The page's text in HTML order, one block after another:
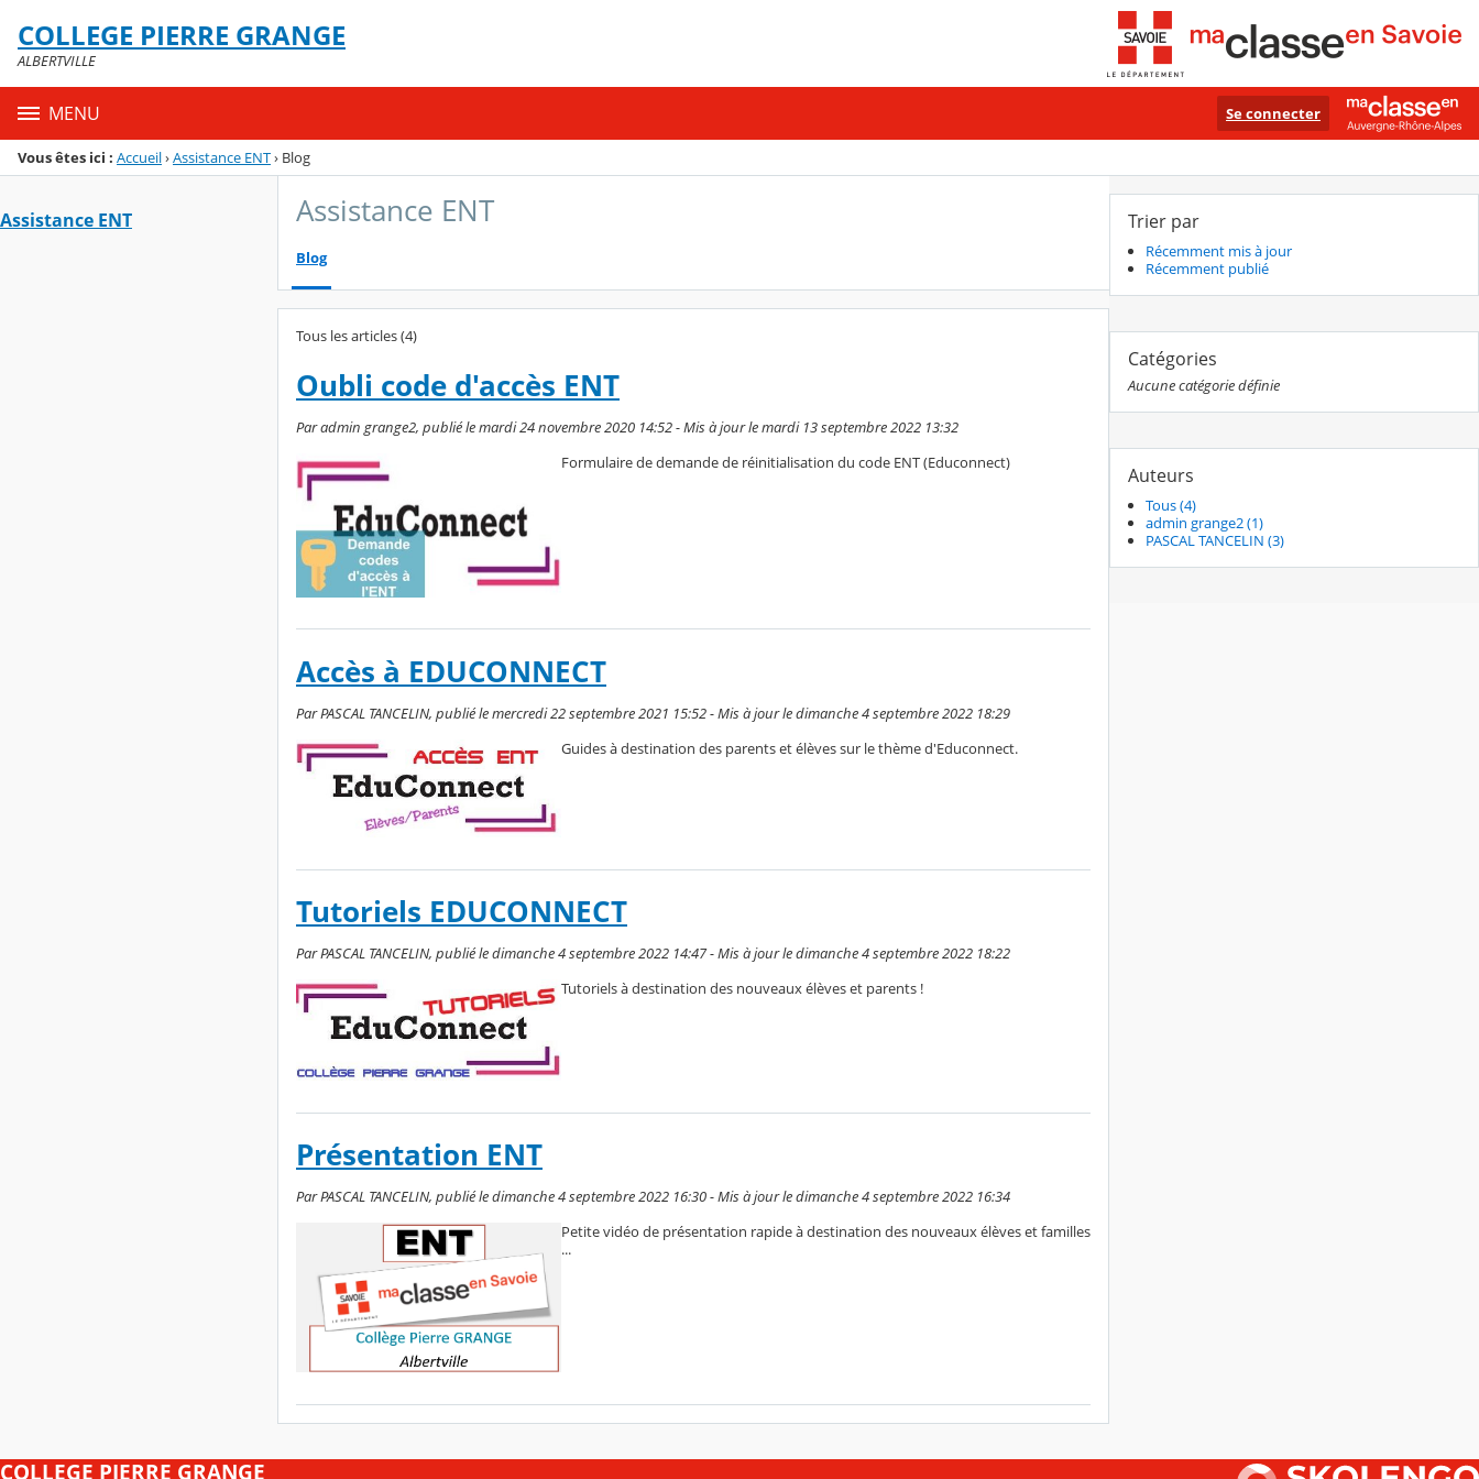
Menu de la rubrique
Contenu
COLLEGE PIERRE GRANGE
ALBERTVILLE
MENU Se connecter
Vous êtes ici : Accueil›Assistance ENT› Blog
Assistance ENT Assistance ENT
Blog
Tous les articles (4)
Oubli code d'accès ENT
Par admin grange2, publié le mardi 24 novembre 2020 14:52 - Mis à jour le mardi 13 septembre 2022 13:32
Formulaire de demande de réinitialisation du code ENT (Educonnect)
Accès à EDUCONNECT
Par PASCAL TANCELIN, publié le mercredi 22 septembre 2021 15:52 - Mis à jour le dimanche 4 septembre 2022 18:29
Guides à destination des parents et élèves sur le thème d'Educonnect.
Tutoriels EDUCONNECT
Par PASCAL TANCELIN, publié le dimanche 4 septembre 2022 14:47 - Mis à jour le dimanche 4 septembre 2022 18:22
Tutoriels à destination des nouveaux élèves et parents !
Présentation ENT
Par PASCAL TANCELIN, publié le dimanche 4 septembre 2022 16:30 - Mis à jour le dimanche 4 septembre 2022 16:34
Petite vidéo de présentation rapide à destination des nouveaux élèves et familles
...
Trier par
Récemment mis à jour
Récemment publié
Catégories
Aucune catégorie définie
Auteurs
Tous (4)
admin grange2 (1)
PASCAL TANCELIN (3)
COLLEGE PIERRE GRANGE